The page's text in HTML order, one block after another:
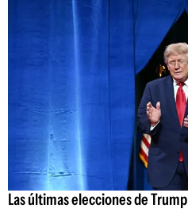
Las últimas elecciones de Trump